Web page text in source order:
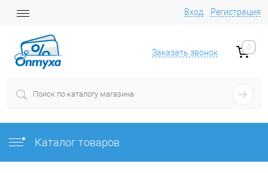
Вход Регистрация
Заказать звонок
0
Каталог товаров